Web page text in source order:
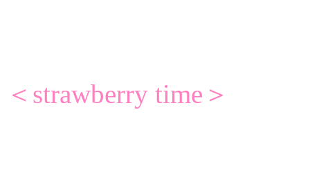
＜strawberry time＞